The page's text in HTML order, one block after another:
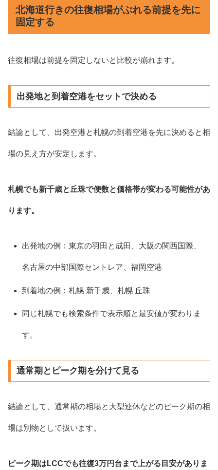
北海道行きの往復相場がぶれる前提を先に
固定する
往復相場は前提を固定しないと比較が崩れます。
出発地と到着空港をセットで決める
結論として、出発空港と札幌の到着空港を先に決めると相
場の見え方が安定します。
札幌でも新千歳と丘珠で便数と価格帯が変わる可能性があ
ります。
出発地の例：東京の羽田と成田、大阪の関西国際、
名古屋の中部国際セントレア、福岡空港
到着地の例：札幌 新千歳、札幌 丘珠
同じ札幌でも検索条件で表示順と最安値が変わりま
す。
通常期とピーク期を分けて見る
結論として、通常期の相場と大型連休などのピーク期の相
場は別物として扱います。
ピーク期はLCCでも往復3万円台まで上がる目安がありま